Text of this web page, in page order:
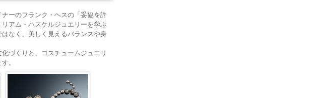
ーのフランク・ヘスの「妥協を許
アム・ハスケルジュエリーを学ぶ
なく、美しく見えるバランスや身
づくりと、コスチュームジュエリ
。